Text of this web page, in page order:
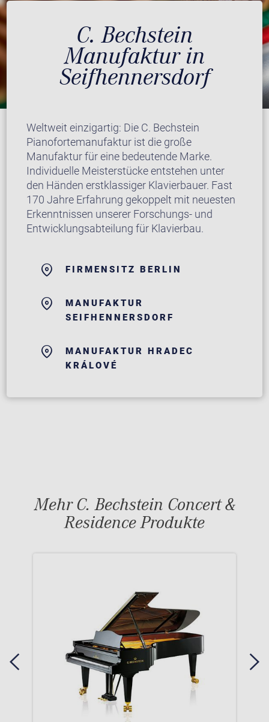
C. Bechstein
Manufaktur in
Seifhennersdorf
Weltweit einzigartig: Die C. Bechstein
Pianofortemanufaktur ist die große
Manufaktur für eine bedeutende Marke.
Individuelle Meisterstücke entstehen unter
den Händen erstklassiger Klavierbauer. Fast
170 Jahre Erfahrung gekoppelt mit neuesten
Erkenntnissen unserer Forschungs- und
Entwicklungsabteilung für Klavierbau.
FIRMENSITZ BERLIN
MANUFAKTUR
SEIFHENNERSDORF
MANUFAKTUR HRADEC
KRÁLOVÉ
Mehr C. Bechstein Concert &
Residence Produkte